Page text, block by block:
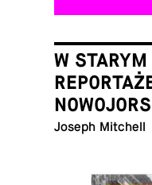
W
Joseph Mitchell